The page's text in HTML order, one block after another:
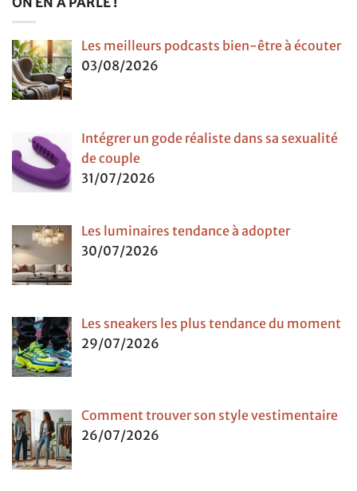
Les meilleurs podcasts bien-être à écouter
03/08/2026
Intégrer un gode réaliste dans sa sexualité
de couple
31/07/2026
Les luminaires tendance à adopter
30/07/2026
Les sneakers les plus tendance du moment
29/07/2026
Comment trouver son style vestimentaire
26/07/2026